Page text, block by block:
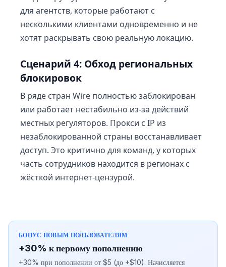
для агентств, которые работают с
несколькими клиентами одновременно и не
хотят раскрывать свою реальную локацию.
Сценарий 4: Обход региональных
блокировок
В ряде стран Wire полностью заблокирован
или работает нестабильно из-за действий
местных регуляторов. Прокси с IP из
незаблокированной страны восстанавливает
доступ. Это критично для команд, у которых
часть сотрудников находится в регионах с
жёсткой интернет-цензурой.
БОНУС НОВЫМ ПОЛЬЗОВАТЕЛЯМ
+30% к первому пополнению
+30% при пополнении от $5 (до +$10). Начисляется